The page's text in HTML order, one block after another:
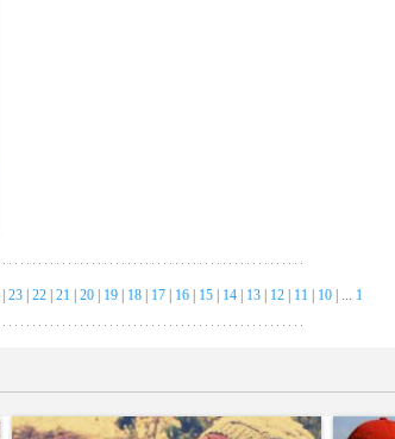
23 22 21 20 19 18 17 16 15 14 13 12 11 10 | ... 1